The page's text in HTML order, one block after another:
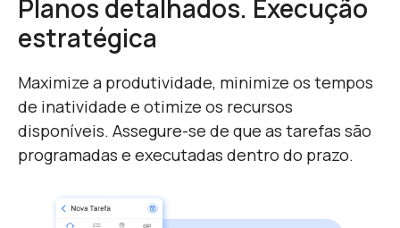
Planos detalhados. Execução
estratégica
Maximize a produtividade, minimize os tempos
de inatividade e otimize os recursos
disponíveis. Assegure-se de que as tarefas são
programadas e executadas dentro do prazo.